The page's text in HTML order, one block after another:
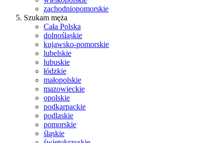
zachodniopomorskie
Szukam męża
Cała Polska
dolnośląskie
kujawsko-pomorskie
lubelskie
lubuskie
łódzkie
małopolskie
mazowieckie
opolskie
podkarpackie
podlaskie
pomorskie
śląskie